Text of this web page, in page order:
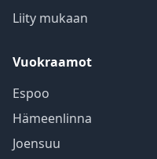
Liity mukaan
Vuokraamot
Espoo
Hämeenlinna
Joensuu